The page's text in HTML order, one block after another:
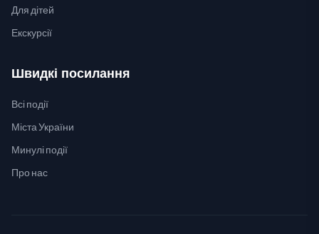
Для дітей
Екскурсії
Швидкі посилання
Всі події
Міста України
Минулі події
Про нас